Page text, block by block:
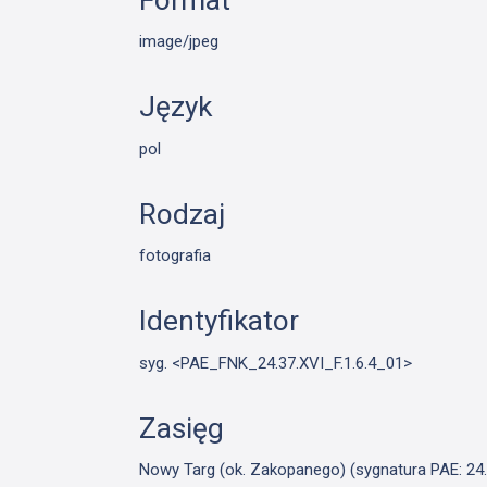
image/jpeg
Język
pol
Rodzaj
fotografia
Identyfikator
syg. <PAE_FNK_24.37.XVI_F.1.6.4_01>
Zasięg
Nowy Targ (ok. Zakopanego) (sygnatura PAE: